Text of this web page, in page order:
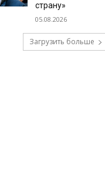
страну»
05.08.2026
Загрузить больше